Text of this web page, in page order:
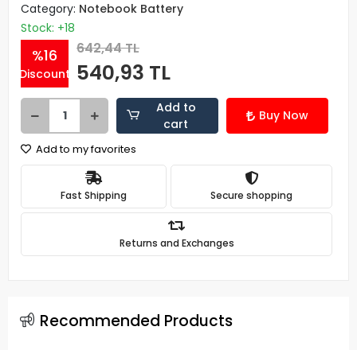
Category: Notebook Battery
Stock: +18
%16
Discount
642,44 TL
540,93 TL
Add to
cart
Buy Now
Add to my favorites
Fast Shipping Secure shopping
Returns and Exchanges
Recommended Products